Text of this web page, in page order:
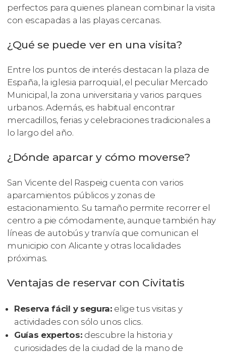
perfectos para quienes planean combinar la visita
con escapadas a las playas cercanas.
¿Qué se puede ver en una visita?
Entre los puntos de interés destacan la plaza de
España, la iglesia parroquial, el peculiar Mercado
Municipal, la zona universitaria y varios parques
urbanos. Además, es habitual encontrar
mercadillos, ferias y celebraciones tradicionales a
lo largo del año.
¿Dónde aparcar y cómo moverse?
San Vicente del Raspeig cuenta con varios
aparcamientos públicos y zonas de
estacionamiento. Su tamaño permite recorrer el
centro a pie cómodamente, aunque también hay
líneas de autobús y tranvía que comunican el
municipio con Alicante y otras localidades
próximas.
Ventajas de reservar con Civitatis
Reserva fácil y segura: elige tus visitas y
actividades con sólo unos clics.
Guías expertos: descubre la historia y
curiosidades de la ciudad de la mano de